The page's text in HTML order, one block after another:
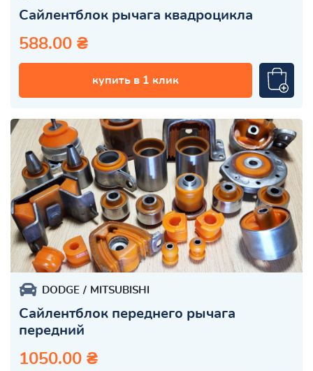
Сайлентблок рычага квадроцикла
588.00 ₴
купить в 1 клик
DODGE MITSUBISHI
Сайлентблок переднего рычага
передний
1050.00 ₴